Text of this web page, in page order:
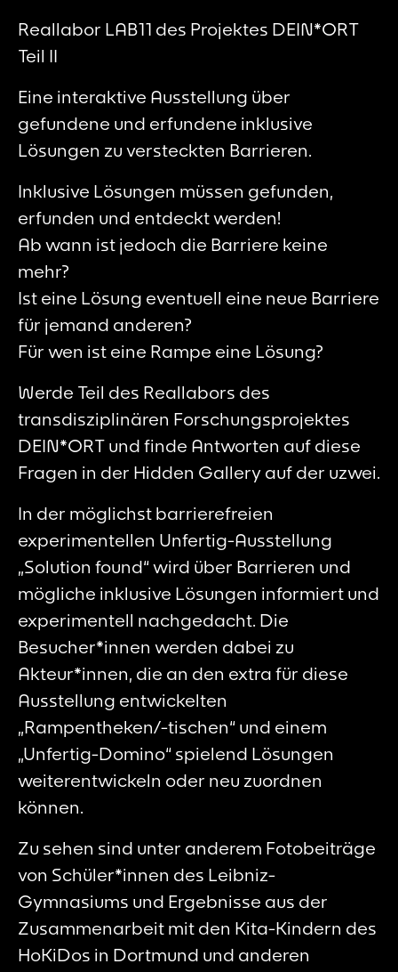
Reallabor LAB11 des Projektes DEIN*ORT
Teil II
Eine interaktive Ausstellung über
gefundene und erfundene inklusive
Lösungen zu versteckten Barrieren.
Inklusive Lösungen müssen gefunden,
erfunden und entdeckt werden!
Ab wann ist jedoch die Barriere keine
mehr?
Ist eine Lösung eventuell eine neue Barriere
für jemand anderen?
Für wen ist eine Rampe eine Lösung?
Werde Teil des Reallabors des
transdisziplinären Forschungsprojektes
DEIN*ORT und finde Antworten auf diese
Fragen in der Hidden Gallery auf der uzwei.
In der möglichst barrierefreien
experimentellen Unfertig-Ausstellung
„Solution found“ wird über Barrieren und
mögliche inklusive Lösungen informiert und
experimentell nachgedacht. Die
Besucher*innen werden dabei zu
Akteur*innen, die an den extra für diese
Ausstellung entwickelten
„Rampentheken/-tischen“ und einem
„Unfertig-Domino“ spielend Lösungen
weiterentwickeln oder neu zuordnen
können.
Zu sehen sind unter anderem Fotobeiträge
von Schüler*innen des Leibniz-
Gymnasiums und Ergebnisse aus der
Zusammenarbeit mit den Kita-Kindern des
HoKiDos in Dortmund und anderen